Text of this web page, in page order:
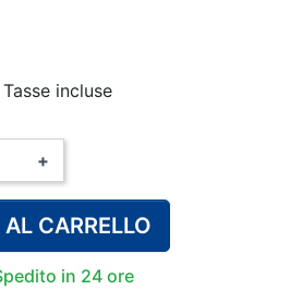
Tasse incluse
+
CARRELLO
in 24 ore